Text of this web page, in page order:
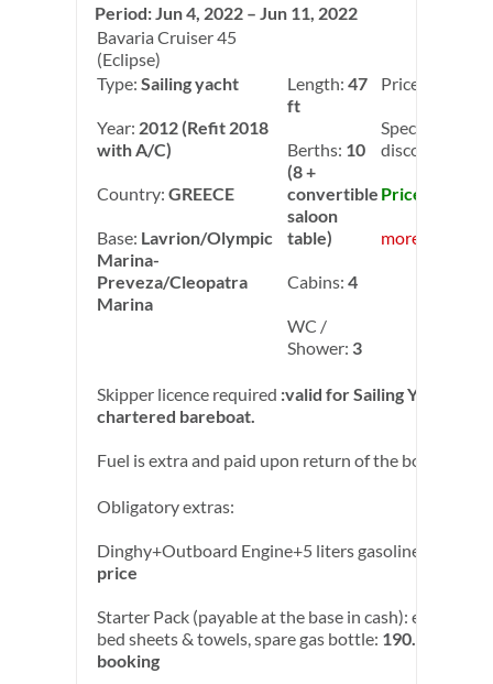
Period: Jun 4, 2022 – Jun 11, 2022
Bavaria Cruiser 45
(Eclipse)
Type: Sailing yacht
Year: 2012 (Refit 2018
with A/C)
Country: GREECE
Base: Lavrion/Olympic
Marina-
Preveza/Cleopatra
Marina
Length: 47
ft
Berths: 10
(8 +
convertible
saloon
table)
Cabins: 4
WC /
Shower: 3
Price:
Special week
discount: -
Price:
more info
Skipper licence required :valid for Sailing Yachts if
chartered bareboat.
Fuel is extra and paid upon return of the boat.
Obligatory extras:
Dinghy+Outboard Engine+5 liters gasoline:
price
Starter Pack (payable at the base in cash): end
bed sheets & towels, spare gas bottle: 190.00 € per
booking